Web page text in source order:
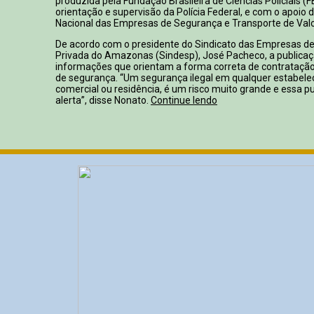
orientação e supervisão da Polícia Federal, e com o apoio
Nacional das Empresas de Segurança e Transporte de
De acordo com o presidente do Sindicato das Empresas
Privada do Amazonas (Sindesp), José Pacheco, a
informações que orientam a forma correta de
de segurança. “Um segurança ilegal em qualquer
comercial ou residência, é um risco muito grande e essa
alerta”, disse Nonato. Continue lendo